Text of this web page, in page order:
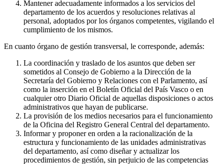
Mantener adecuadamente informados a los servicios del
departamento de los acuerdos y resoluciones relativas al
personal, adoptados por los órganos competentes, vigilando el
cumplimiento de los mismos.
En cuanto órgano de gestión transversal, le corresponde, además:
La coordinación y traslado de los asuntos que deben ser
sometidos al Consejo de Gobierno a la Dirección de la
Secretaría del Gobierno y Relaciones con el Parlamento, así
como la inserción en el Boletín Oficial del País Vasco o en
cualquier otro Diario Oficial de aquellas disposiciones o actos
administrativos que hayan de publicarse.
La provisión de los medios necesarios para el funcionamiento
de la Oficina del Registro General Central del departamento.
Informar y proponer en orden a la racionalización de la
estructura y funcionamiento de las unidades administrativas
del departamento, así como diseñar y actualizar los
procedimientos de gestión, sin perjuicio de las competencias